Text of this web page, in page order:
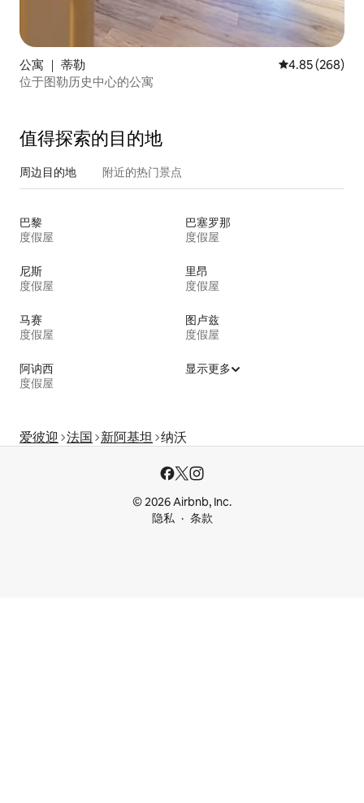
公寓 ｜ 蒂勒 平均评分 4.85
4.85 (268)
位于图勒历史中心的公寓
值得探索的目的地
周边目的地 附近的热门景点
巴黎
度假屋
巴塞罗那
度假屋
尼斯
度假屋
里昂
度假屋
马赛
度假屋
图卢兹
度假屋
阿讷西
度假屋
显示更多
爱彼迎 法国 新阿基坦 纳沃
© 2026 Airbnb, Inc.
隐私
条款